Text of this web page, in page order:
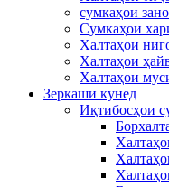
сумкаҳои
Сумкаҳои
Халтаҳои
Халтаҳои
Халтаҳои
Зеркашӣ кунед
Иқтибосҳои